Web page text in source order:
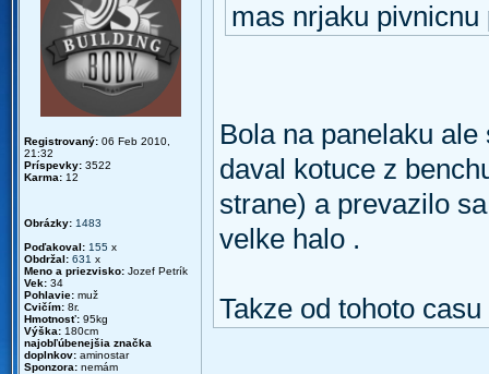
Registrovaný: 06 Feb 2010,
21:32
Príspevky: 3522
Karma: 12
Obrázky: 1483
Poďakoval: 155 x
Obdržal: 631 x
Meno a priezvisko: Jozef Petrík
Vek: 34
Pohlavie: muž
Cvičím: 8r.
Hmotnosť: 95kg
Výška: 180cm
najobľúbenejšia značka
doplnkov: aminostar
Sponzora: nemám
mas nrjaku pivnicnu
Bola na panelaku
daval kotuce z
strane) a prevazilo
velke halo .
Takze od tohoto